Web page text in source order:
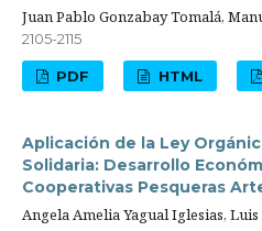
Juan Pablo Gonzabay Tomalá,
2105-2115
PDF HTML
Aplicación de la Ley
Solidaria: Desarrollo
Cooperativas Pesqueras
Angela Amelia Yagual Iglesias,